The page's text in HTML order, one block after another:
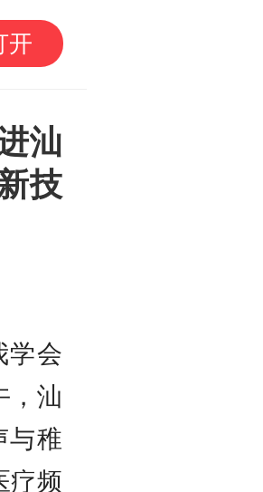
开
汕
技
学会
，汕
与稚
疗频